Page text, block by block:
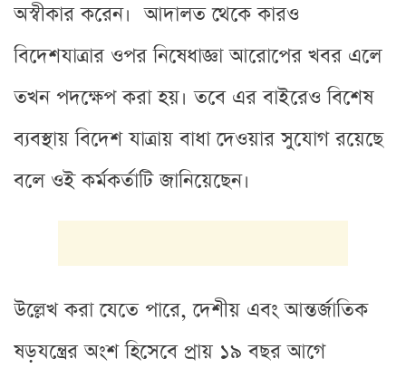
অস্বীকার করেন। আদালত থেকে কারও
বিদেশযাত্রার ওপর নিষেধাজ্ঞা আরোপের খবর এলে
তখন পদক্ষেপ করা হয়। তবে এর বাইরেও বিশেষ
ব্যবস্থায় বিদেশ যাত্রায় বাধা দেওয়ার সুযোগ রয়েছে
বলে ওই কর্মকর্তাটি জানিয়েছেন।
উল্লেখ করা যেতে পারে, দেশীয় এবং আন্তর্জাতিক
ষড়যন্ত্রের অংশ হিসেবে প্রায় ১৯ বছর আগে